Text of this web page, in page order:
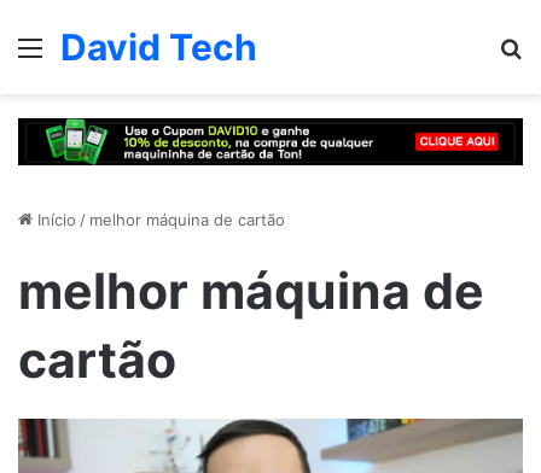
Menu
David Tech
Início / melhor máquina de cartão
melhor máquina de
cartão